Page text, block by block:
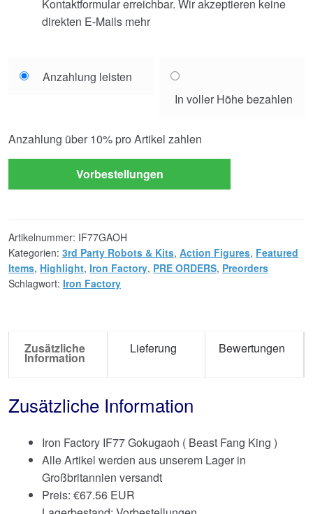
Kontaktformular erreichbar. Wir akzeptieren keine
direkten E-Mails mehr
your
Anzahlung leisten
In voller Höhe bezahlen
Anzahlung über 10% pro Artikel zahlen
Vorbestellungen
Artikelnummer: IF77GAOH
Kategorien: 3rd Party Robots & Kits, Action Figures, Featured
Items, Highlight, Iron Factory, PRE ORDERS, Preorders
Schlagwort: Iron Factory
Zusätzliche
Information
Lieferung Bewertungen
Zusätzliche Information
Iron Factory IF77 Gokugaoh ( Beast Fang King )
Alle Artikel werden aus unserem Lager in
Großbritannien versandt
Preis: €67.56 EUR